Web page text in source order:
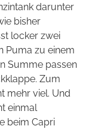
darunter
bisher
locker zwei
Puma zu einem
Summe passen
Zum
mehr viel. Und
einmal
beim Capri